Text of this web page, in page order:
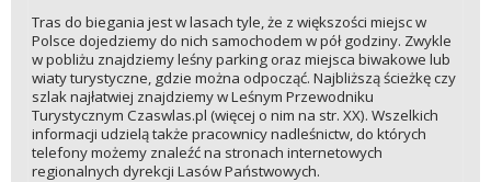
Tras do biegania jest w lasach tyle, że z większości miejsc w
Polsce dojedziemy do nich samochodem w pół godziny. Zwykle
w pobliżu znajdziemy leśny parking oraz miejsca biwakowe lub
wiaty turystyczne, gdzie można odpocząć. Najbliższą ścieżkę czy
szlak najłatwiej znajdziemy w Leśnym Przewodniku
Turystycznym Czaswlas.pl (więcej o nim na str. XX). Wszelkich
informacji udzielą także pracownicy nadleśnictw, do których
telefony możemy znaleźć na stronach internetowych
regionalnych dyrekcji Lasów Państwowych.